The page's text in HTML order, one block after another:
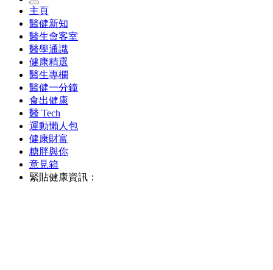
主頁
醫健新知
醫生會客室
醫學通識
健康精選
醫生專欄
醫健一分鐘
食出健康
醫 Tech
運動懶人包
健康財富
糖胖與你
意見箱
緊貼健康資訊：